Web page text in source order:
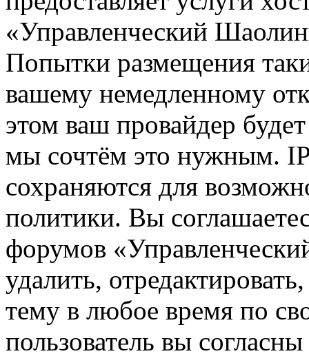
«Управленческий
Попытки размещения
вашему немедленному
этом ваш провайдер
мы сочтём это нужным.
сохраняются для
политики. Вы
форумов
удалить,
тему в любое время по
пользователь вы